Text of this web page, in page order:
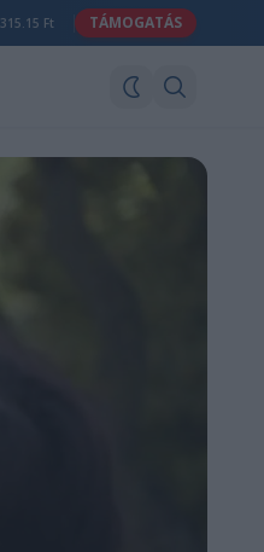
315.15 Ft TÁMOGATÁS